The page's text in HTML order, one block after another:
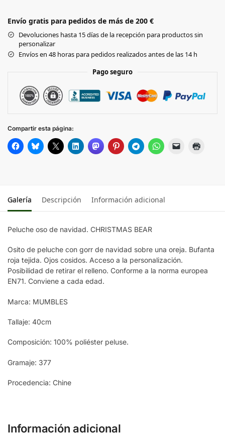
Envío gratis para pedidos de más de 200 €
Devoluciones hasta 15 días de la recepción para productos sin
personalizar
Envíos en 48 horas para pedidos realizados antes de las 14 h
Pago seguro
Compartir esta página:
Galería Descripción Información adicional
Peluche oso de navidad. CHRISTMAS BEAR
Osito de peluche con gorr de navidad sobre una oreja. Bufanta
roja tejida. Ojos cosidos. Acceso a la personalización.
Posibilidad de retirar el relleno. Conforme a la norma europea
EN71. Conviene a cada edad.
Marca: MUMBLES
Tallaje: 40cm
Composición: 100% poliéster peluse.
Gramaje: 377
Procedencia: Chine
Información adicional